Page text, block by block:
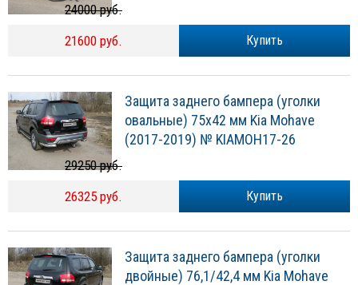
Купить
24000 руб.
21600 руб.
Защита заднего бампера (уголки
овальные) 75х42 мм Kia Mohave
(2017-2019) № KIAMOH17-26
Купить
29250 руб.
26325 руб.
Защита заднего бампера (уголки
двойные) 76,1/42,4 мм Kia Mohave